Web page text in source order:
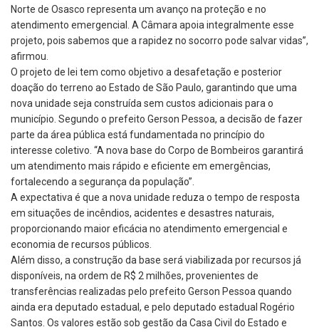
Norte de Osasco representa um avanço na proteção e no
atendimento emergencial. A Câmara apoia integralmente esse
projeto, pois sabemos que a rapidez no socorro pode salvar vidas”,
afirmou.
O projeto de lei tem como objetivo a desafetação e posterior
doação do terreno ao Estado de São Paulo, garantindo que uma
nova unidade seja construída sem custos adicionais para o
município. Segundo o prefeito Gerson Pessoa, a decisão de fazer
parte da área pública está fundamentada no princípio do
interesse coletivo. “A nova base do Corpo de Bombeiros garantirá
um atendimento mais rápido e eficiente em emergências,
fortalecendo a segurança da população”.
A expectativa é que a nova unidade reduza o tempo de resposta
em situações de incêndios, acidentes e desastres naturais,
proporcionando maior eficácia no atendimento emergencial e
economia de recursos públicos.
Além disso, a construção da base será viabilizada por recursos já
disponíveis, na ordem de R$ 2 milhões, provenientes de
transferências realizadas pelo prefeito Gerson Pessoa quando
ainda era deputado estadual, e pelo deputado estadual Rogério
Santos. Os valores estão sob gestão da Casa Civil do Estado e